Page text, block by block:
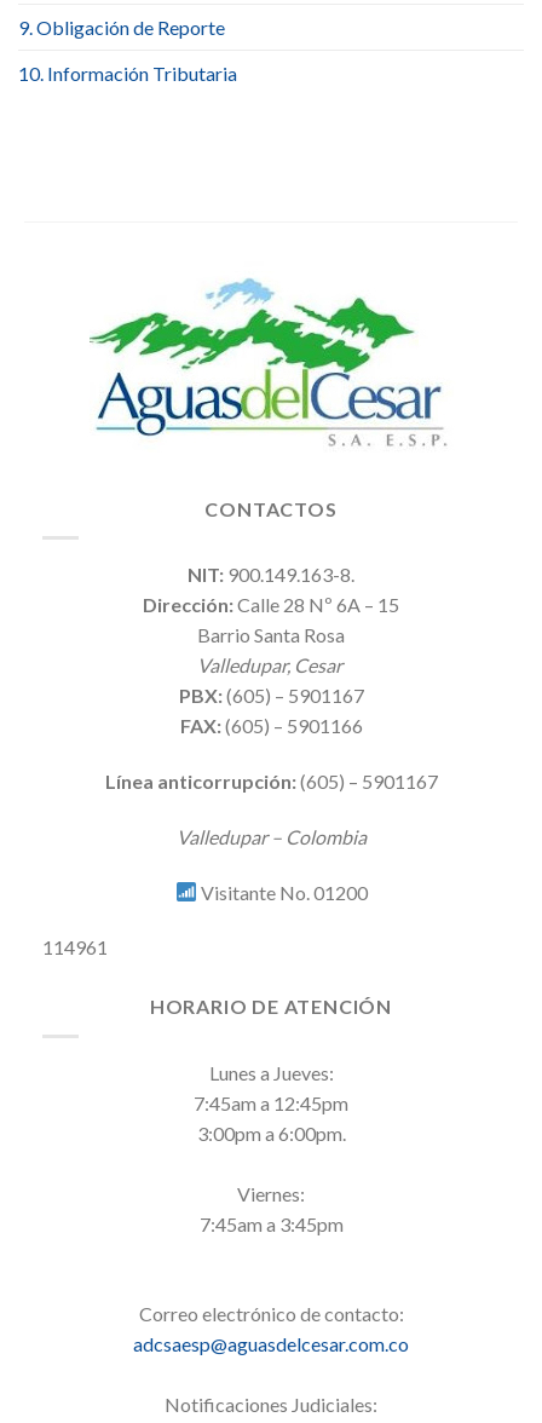
9. Obligación de Reporte
10. Información Tributaria
CONTACTOS
NIT: 900.149.163-8.
Dirección:Calle 28 Nº 6A – 15
Barrio Santa Rosa
Valledupar, Cesar
PBX:(605) – 5901167
FAX:(605) – 5901166
Línea anticorrupción:(605) – 5901167
Valledupar – Colombia
Visitante No. 01200
114961
HORARIO DE ATENCIÓN
Lunes a Jueves:
7:45am a 12:45pm
3:00pm a 6:00pm.
Viernes:
7:45am a 3:45pm
Correo electrónico de contacto:
adcsaesp@aguasdelcesar.com.co
Notificaciones Judiciales: